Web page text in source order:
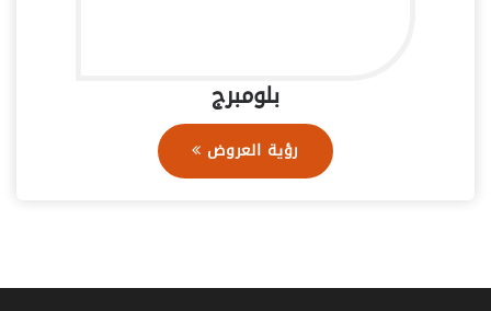
بلومبرج
رؤية العروض